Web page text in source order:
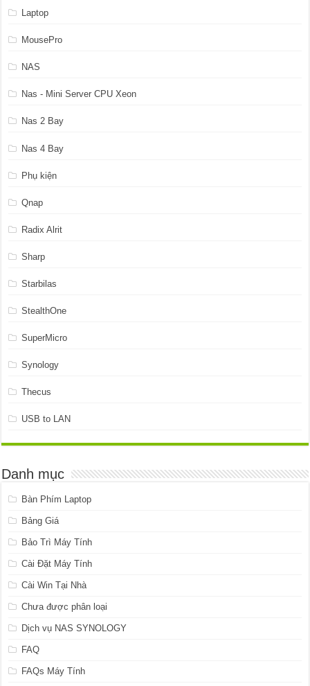
Laptop
MousePro
NAS
Nas - Mini Server CPU Xeon
Nas 2 Bay
Nas 4 Bay
Phụ kiện
Qnap
Radix Alrit
Sharp
Starbilas
StealthOne
SuperMicro
Synology
Thecus
USB to LAN
Danh mục
Bàn Phím Laptop
Bảng Giá
Bảo Trì Máy Tính
Cài Đặt Máy Tính
Cài Win Tại Nhà
Chưa được phân loại
Dịch vụ NAS SYNOLOGY
FAQ
FAQs Máy Tính